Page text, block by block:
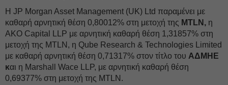
Η JP Morgan Asset Management (UK) Ltd παραμένει με
καθαρή αρνητική θέση 0,80012% στη μετοχή της MTLN, η
AKO Capital LLP με αρνητική καθαρή θέση 1,31857% στη
μετοχή της MTLN, η Qube Research & Technologies Limited
με καθαρή αρνητική θέση 0,71317% στον τίτλο του ΑΔΜΗΕ
και η Marshall Wace LLP, με αρνητική καθαρή θέση
0,69377% στη μετοχή της MTLN.